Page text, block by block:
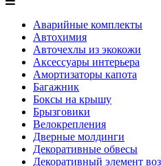
Аварийные комплекты
Автохимия
Авточехлы из экокожи
Аксессуары интерьера
Амортизаторы капота
Багажник
Боксы на крышу
Брызговики
Велокрепления
Дверные молдинги
Декоративные обвесы
Декоративный элемент